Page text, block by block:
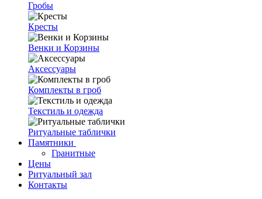
Гробы
Кресты
Венки и Корзины
Аксессуары
Комплекты в гроб
Текстиль и одежда
Ритуальные таблички
Памятники
Гранитные
Цены
Ритуальный зал
Контакты